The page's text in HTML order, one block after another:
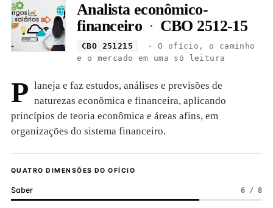
Analista econômico-
financeiro · CBO 2512-15
CBO 251215
· O ofício, o caminho
e o mercado em uma só leitura
P laneja e faz estudos, análises e previsões de
naturezas econômica e financeira, aplicando
princípios de teoria econômica e áreas afins, em
organizações do sistema financeiro.
QUATRO DIMENSÕES DO OFÍCIO
Saber 6 / 8